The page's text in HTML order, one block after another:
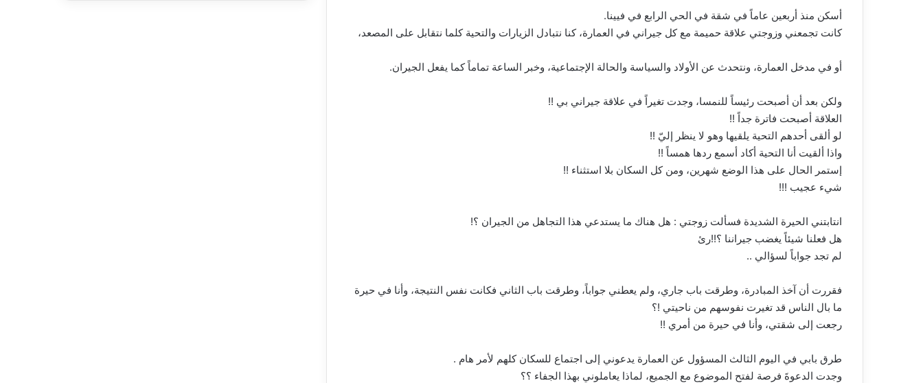
أسكن منذ أربعين عاماً في شقة في الحي الرابع في فيينا.
كانت تجمعني وزوجتي علاقة حميمة مع كل جيراني في العمارة، كنا نتبادل الزيارات والتحية كلما نتقابل على المصعد،
أو في مدخل العمارة، ونتحدث عن الأولاد والسياسة والحالة الإجتماعية، وخبر الساعة تماماً كما يفعل الجيران.
ولكن بعد أن أصبحت رئيساً للنمسا، وجدت تغيراً في علاقة جيراني بي !!
العلاقة أصبحت فاترة جداً !!
لو ألقى أحدهم التحية يلقيها وهو لا ينظر إليّ !!
واذا ألقيت أنا التحية أكاد أسمع ردها همساً !!
إستمر الحال على هذا الوضع شهرين، ومن كل السكان بلا استثناء !!
شيء عجيب !!!
انتابتني الحيرة الشديدة فسألت زوجتي : هل هناك ما يستدعي هذا التجاهل من الجيران ؟!
هل فعلنا شيئاً يغضب جيراننا ؟!!رئ
لم تجد جواباً لسؤالي ..
فقررت أن آخذ المبادرة، وطرقت باب جاري، ولم يعطني جواباً، وطرقت باب الثاني فكانت نفس النتيجة، وأنا في حيرة
ما بال الناس قد تغيرت نفوسهم من ناحيتي !؟
رجعت إلى شقتي، وأنا في حيرة من أمري !!
طرق بابي في اليوم الثالث المسؤول عن العمارة يدعوني إلى اجتماع للسكان كلهم لأمر هام .
وجدت الدعوةَ فرصة لفتح الموضوع مع الجميع، لماذا يعاملوني بهذا الجفاء ؟؟